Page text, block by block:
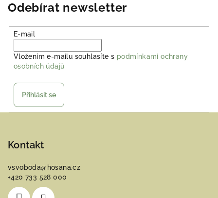
Odebírat newsletter
E-mail
Vložením e-mailu souhlasíte s podmínkami ochrany
osobních údajů
Přihlásit se
Kontakt
vsvoboda@ hosana.cz
+420 733 528 000